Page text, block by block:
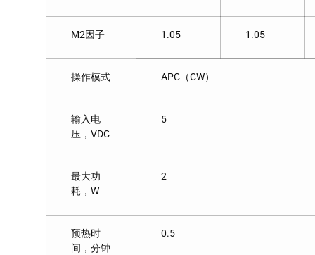
M2因子 1.05 1.05
操作模式 APC（CW）
输入电
压，VDC
5
最大功
耗，W
2
预热时
间，分钟
0.5